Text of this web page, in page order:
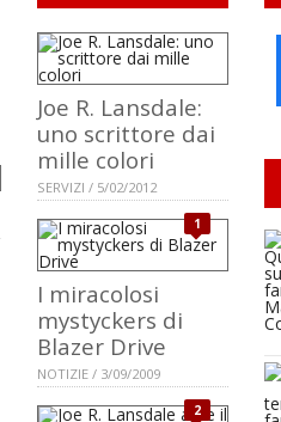
Joe R. Lansdale:
uno scrittore dai
mille colori
SERVIZI / 5/02/2012
1
I miracolosi
mystyckers di
Blazer Drive
NOTIZIE / 3/09/2009
2